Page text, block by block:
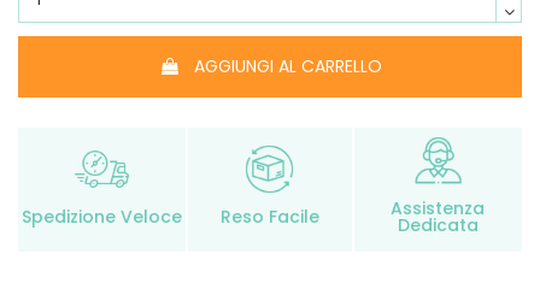
AGGIUNGI AL CARRELLO
Spedizione Veloce Reso Facile Assistenza
Dedicata